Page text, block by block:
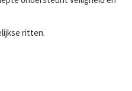
ritten.